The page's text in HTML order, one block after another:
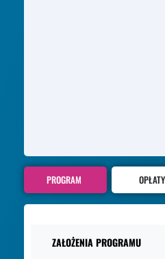
PROGRAM OPŁATY
ZAŁOŻENIA PROGRAMU